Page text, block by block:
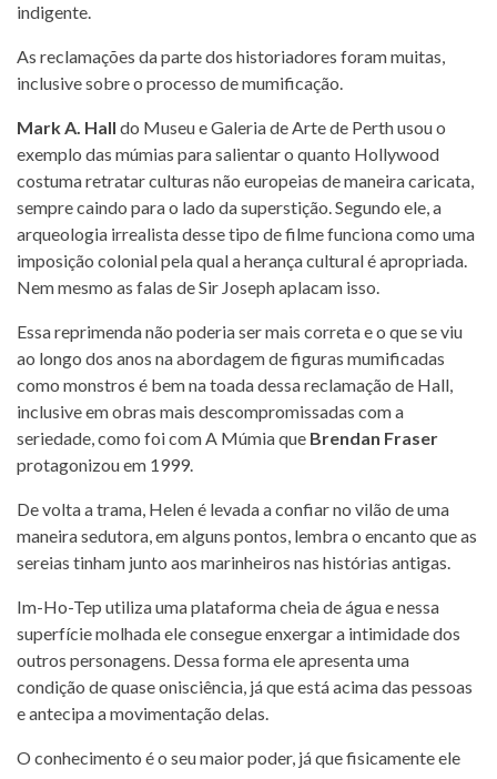
indigente.
As reclamações da parte dos historiadores foram muitas,
inclusive sobre o processo de mumificação.
Mark A. Hall do Museu e Galeria de Arte de Perth usou o
exemplo das múmias para salientar o quanto Hollywood
costuma retratar culturas não europeias de maneira caricata,
sempre caindo para o lado da superstição. Segundo ele, a
arqueologia irrealista desse tipo de filme funciona como uma
imposição colonial pela qual a herança cultural é apropriada.
Nem mesmo as falas de Sir Joseph aplacam isso.
Essa reprimenda não poderia ser mais correta e o que se viu
ao longo dos anos na abordagem de figuras mumificadas
como monstros é bem na toada dessa reclamação de Hall,
inclusive em obras mais descompromissadas com a
seriedade, como foi com A Múmia que Brendan Fraser
protagonizou em 1999.
De volta a trama, Helen é levada a confiar no vilão de uma
maneira sedutora, em alguns pontos, lembra o encanto que as
sereias tinham junto aos marinheiros nas histórias antigas.
Im-Ho-Tep utiliza uma plataforma cheia de água e nessa
superfície molhada ele consegue enxergar a intimidade dos
outros personagens. Dessa forma ele apresenta uma
condição de quase onisciência, já que está acima das pessoas
e antecipa a movimentação delas.
O conhecimento é o seu maior poder, já que fisicamente ele